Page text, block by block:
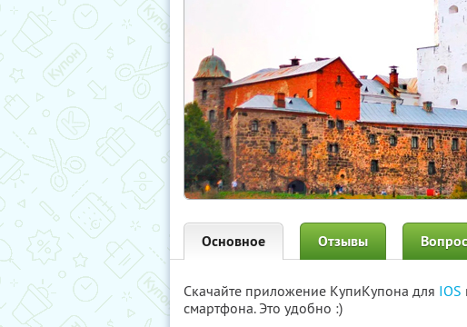
Основное Отзывы
Скачайте приложение КупиКупона для IOS
смартфона. Это удобно :)